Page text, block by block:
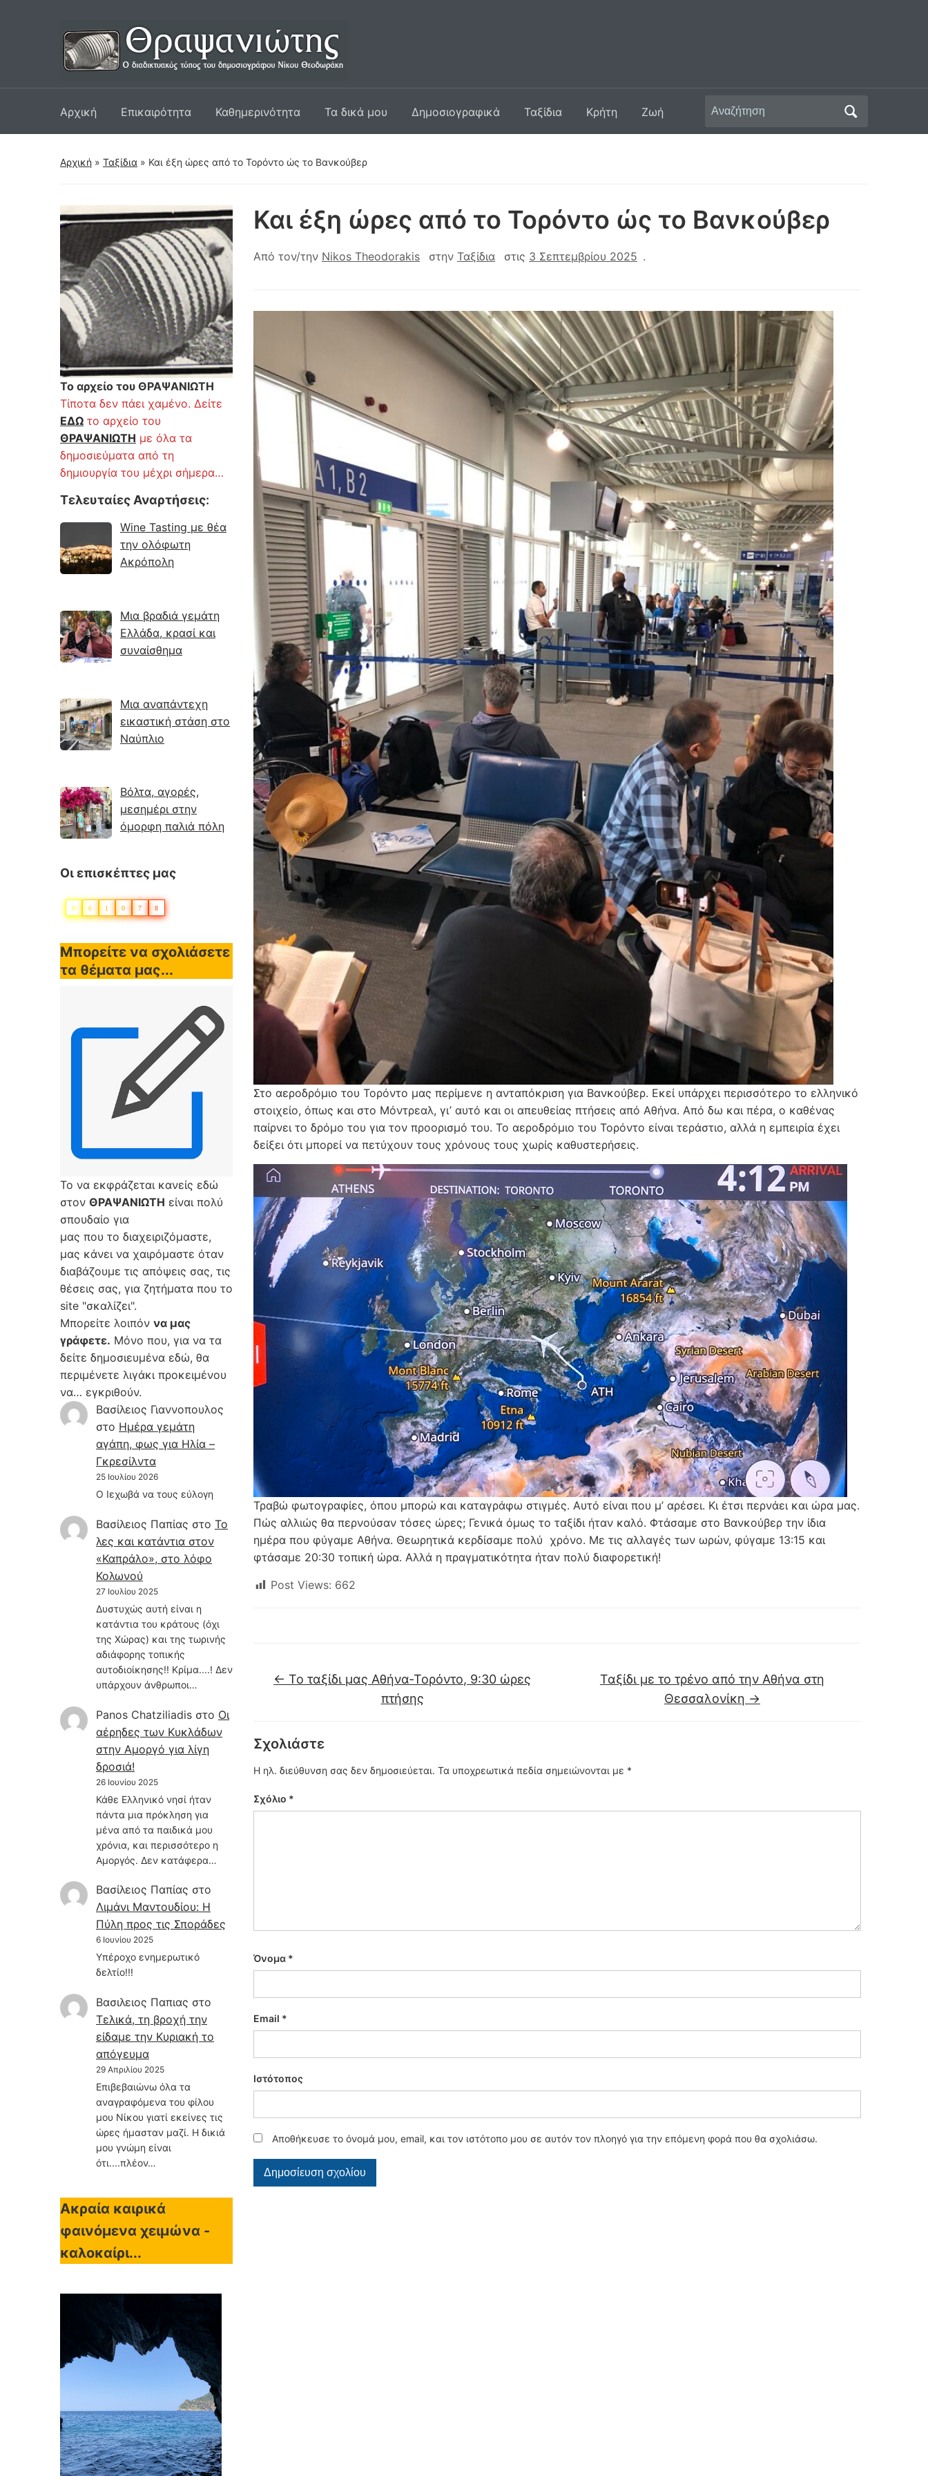
Αρχική Επικαιρότητα Καθημερινότητα Τα δικά μου Δημοσιογραφικά Ταξίδια Κρήτη Ζωή
Αναζήτηση
Αρχική » Ταξίδια » Και έξη ώρες από το Τορόντο ώς το Βανκούβερ
Το αρχείο του ΘΡΑΨΑΝΙΩΤΗ
Τίποτα δεν πάει χαμένο. Δείτε
ΕΔΩ το αρχείο του
ΘΡΑΨΑΝΙΩΤΗ με όλα τα
δημοσιεύματα από τη
δημιουργία του μέχρι σήμερα…
Τελευταίες Αναρτήσεις:
Wine Tasting με θέα
την ολόφωτη
Ακρόπολη
Μια βραδιά γεμάτη
Ελλάδα, κρασί και
συναίσθημα
Μια αναπάντεχη
εικαστική στάση στο
Ναύπλιο
Βόλτα, αγορές,
μεσημέρι στην
όμορφη παλιά πόλη
Οι επισκέπτες μας
0 6 1 0 7 8
Μπορείτε να σχολιάσετε
τα θέματα μας...
Το να εκφράζεται κανείς εδώ
στον ΘΡΑΨΑΝΙΩΤΗ είναι πολύ
σπουδαίο για
μας που το διαχειριζόμαστε,
μας κάνει να χαιρόμαστε όταν
διαβάζουμε τις απόψεις σας, τις
θέσεις σας, για ζητήματα που το
site "σκαλίζει".
Μπορείτε λοιπόν να μας
γράφετε. Μόνο που, για να τα
δείτε δημοσιευμένα εδώ, θα
περιμένετε λιγάκι προκειμένου
να… εγκριθούν.
Βασίλειος Γιαννοπουλος
στο Hμέρα γεμάτη
αγάπη, φως για Ηλία –
Γκρεσίλντα
25 Ιουλίου 2026
Ο Ιεχωβά να τους εύλογη
Βασίλειος Παπίας στο Το
λες και κατάντια στον
«Καπράλο», στο λόφο
Κολωνού
27 Ιουλίου 2025
Δυστυχώς αυτή είναι η
κατάντια του κράτους (όχι
της Χώρας) και της τωρινής
αδιάφορης τοπικής
αυτοδιοίκησης!! Κρίμα....! Δεν
υπάρχουν άνθρωποι…
Panos Chatziliadis στο Οι
αέρηδες των Κυκλάδων
στην Αμοργό για λίγη
δροσιά!
26 Ιουνίου 2025
Κάθε Ελληνικό νησί ήταν
πάντα μια πρόκληση για
μένα από τα παιδικά μου
χρόνια, και περισσότερο η
Αμοργός. Δεν κατάφερα…
Βασίλειος Παπίας στο
Λιμάνι Μαντουδίου: Η
Πύλη προς τις Σποράδες
6 Ιουνίου 2025
Υπέροχο ενημερωτικό
δελτίο!!!
Βασιλειος Παπιας στο
Τελικά, τη βροχή την
είδαμε την Κυριακή το
απόγευμα
29 Απριλίου 2025
Επιβεβαιώνω όλα τα
αναγραφόμενα του φίλου
μου Νίκου γιατί εκείνες τις
ώρες ήμασταν μαζί. Η δικιά
μου γνώμη είναι
ότι....πλέον…
Ακραία καιρικά
φαινόμενα χειμώνα -
καλοκαίρι...
Και έξη ώρες από το Τορόντο ώς το Βανκούβερ
Από τον/την Nikos Theodorakis στην Ταξίδια στις 3 Σεπτεμβρίου 2025 .
Στο αεροδρόμιο του Τορόντο μας περίμενε η ανταπόκριση για Βανκούβερ. Εκεί υπάρχει περισσότερο το ελληνικό
στοιχείο, όπως και στο Μόντρεαλ, γι’ αυτό και οι απευθείας πτήσεις από Αθήνα. Από δω και πέρα, ο καθένας
παίρνει το δρόμο του για τον προορισμό του. Το αεροδρόμιο του Τορόντο είναι τεράστιο, αλλά η εμπειρία έχει
δείξει ότι μπορεί να πετύχουν τους χρόνους τους χωρίς καθυστερήσεις.
Τραβώ φωτογραφίες, όπου μπορώ και καταγράφω στιγμές. Αυτό είναι που μ’ αρέσει. Κι έτσι περνάει και ώρα μας.
Πώς αλλιώς θα περνούσαν τόσες ώρες; Γενικά όμως το ταξίδι ήταν καλό. Φτάσαμε στο Βανκούβερ την ίδια
ημέρα που φύγαμε Αθήνα. Θεωρητικά κερδίσαμε πολύ χρόνο. Με τις αλλαγές των ωρών, φύγαμε 13:15 και
φτάσαμε 20:30 τοπική ώρα. Αλλά η πραγματικότητα ήταν πολύ διαφορετική!
Post Views: 662
← Το ταξίδι μας Αθήνα-Τορόντο, 9:30 ώρες
πτήσης
Ταξίδι με το τρένο από την Αθήνα στη
Θεσσαλονίκη →
Σχολιάστε
Η ηλ. διεύθυνση σας δεν δημοσιεύεται. Τα υποχρεωτικά πεδία σημειώνονται με *
Σχόλιο *
Όνομα *
Email *
Ιστότοπος
Αποθήκευσε το όνομά μου, email, και τον ιστότοπο μου σε αυτόν τον πλοηγό για την επόμενη φορά που θα σχολιάσω.